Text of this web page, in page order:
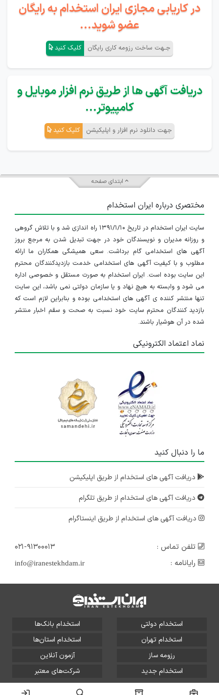
در کاریابی مجازی ایران استخدام به رایگان
عضو شوید...
جـهت ساخت رزومه کاری رایگان کلیک کنید
دریافت آگهی ها از طریق نرم افزار موبایل و
کامپیوتر...
جهت دانلود نرم افزار و اپلیکیشن کلیک کنید
ابتدای صفحه
مختصری درباره ایران استخدام
سایت ایران استخدام در تاریخ ۱۳۹۱/۱/۱۰ راه اندازی شد و با تلاش گروهی
و روزانه مدیران و نویسندگان خود در جهت تبدیل شدن به مرجع بروز
آگهی های استخدامی گام برداشت. سعی همیشگی همکاران ما ارائه
مطلوب و با کیفیت آگهی های استخدامی خدمت بازدیدکنندگان محترم
این سایت بوده است. ایران استخدام به صورت مستقل و خصوصی اداره
می شود و وابسته به هیچ نهاد و یا سازمان دولتی نمی باشد، این سایت
تنها منتشر کننده ی آگهی های استخدامی بوده و بنابراین لازم است که
بازدید کنندگان محترم سایت خود نسبت به صحت و سقم اخبار منتشر
شده در آن هوشیار باشند.
نماد اعتماد الکترونیکی
ما را دنبال کنید
دریافت آگهی های استخدام از طریق اپلیکیشن
دریافت آگهی های استخدام از طریق تلگرام
دریافت آگهی های استخدام از طریق اینستاگرام
تلفن تماس :
۰۲۱-۹۱۳۰۰۰۱۳
رایانامه :
info@iranestekhdam.ir
استخدام دولتی
استخدام بانک‌ها
استخدام تهران
استخدام استان‌ها
رزومه ساز
آزمون آنلاین
استخدام جدید
شرکت‌های معتبر
تمامی حقوق این سایت برای آلتین سیستم محفوظ است و هر